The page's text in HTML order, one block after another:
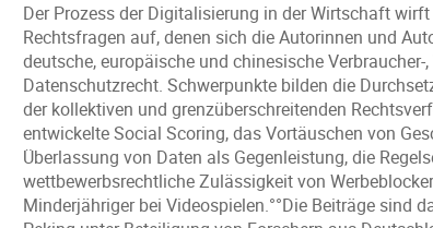
Der Prozess der Digitalisierung in der Wirtschaft
Rechtsfragen auf, denen sich die Autorinnen und
deutsche, europäische und chinesische
Datenschutzrecht. Schwerpunkte bilden die
der kollektiven und grenzüberschreitenden
entwickelte Social Scoring, das Vortäuschen von
Überlassung von Daten als Gegenleistung, die
wettbewerbsrechtliche Zulässigkeit von
Minderjähriger bei Videospielen.°°Die Beiträge sind